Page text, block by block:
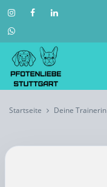
Startseite Deine Trainerin